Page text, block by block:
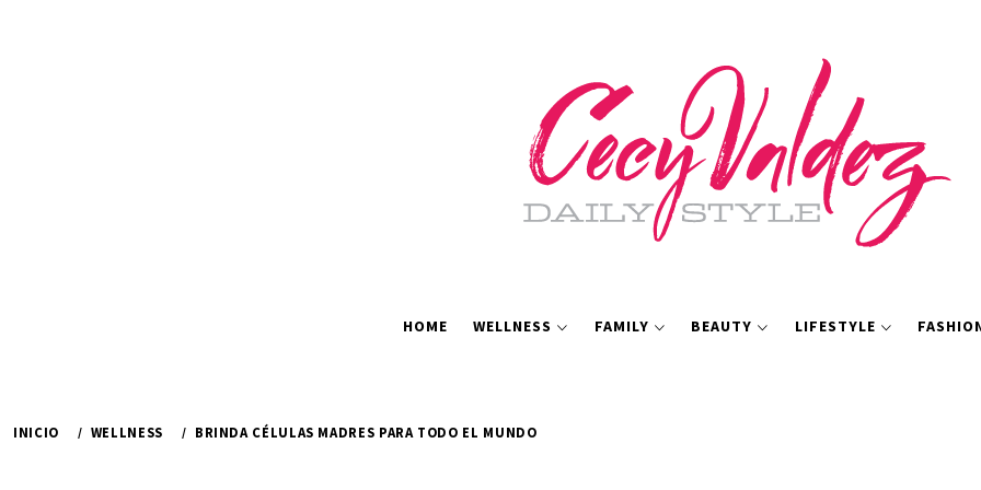
HOME WELLNESS FAMILY BEAUTY LIFESTYLE
INICIO WELLNESS BRINDA CÉLULAS MADRES PARA TODO EL MUNDO